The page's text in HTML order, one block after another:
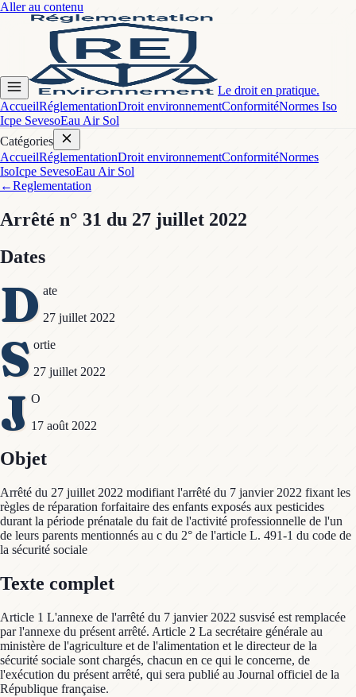
Aller au contenu
Le droit en pratique.
AccueilRéglementationDroit environnementConformitéNormes Iso
Icpe SevesoEau Air Sol
Catégories
AccueilRéglementationDroit environnementConformitéNormes
IsoIcpe SevesoEau Air Sol
←Reglementation
Arrêté n° 31 du 27 juillet 2022
Dates
D ate
27 juillet 2022
S ortie
27 juillet 2022
J O
17 août 2022
Objet
Arrêté du 27 juillet 2022 modifiant l'arrêté du 7 janvier 2022 fixant les
règles de réparation forfaitaire des enfants exposés aux pesticides
durant la période prénatale du fait de l'activité professionnelle de l'un
de leurs parents mentionnés au c du 2° de l'article L. 491-1 du code de
la sécurité sociale
Texte complet
Article 1 L'annexe de l'arrêté du 7 janvier 2022 susvisé est remplacée
par l'annexe du présent arrêté. Article 2 La secrétaire générale au
ministère de l'agriculture et de l'alimentation et le directeur de la
sécurité sociale sont chargés, chacun en ce qui le concerne, de
l'exécution du présent arrêté, qui sera publié au Journal officiel de la
République française.